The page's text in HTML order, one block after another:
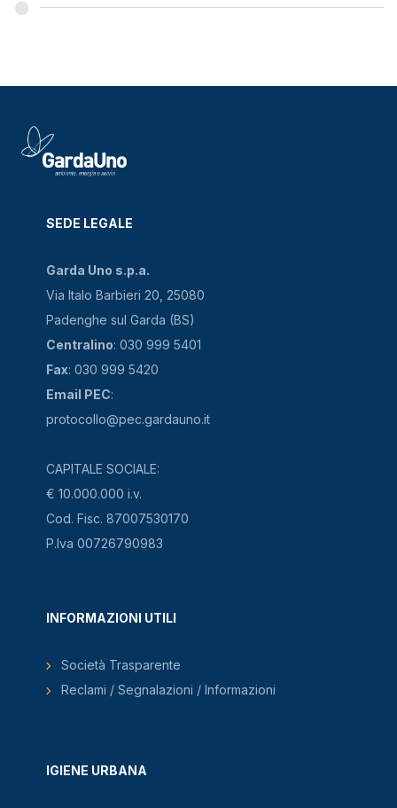
SEDE LEGALE
Garda Uno s.p.a.
Via Italo Barbieri 20, 25080
Padenghe sul Garda (BS)
Centralino: 030 999 5401
Fax: 030 999 5420
Email PEC:
protocollo@pec.gardauno.it
CAPITALE SOCIALE:
€ 10.000.000 i.v.
Cod. Fisc. 87007530170
P.Iva 00726790983
IGIENE URBANA
INFORMAZIONI UTILI
Società Trasparente
Reclami / Segnalazioni / Informazioni